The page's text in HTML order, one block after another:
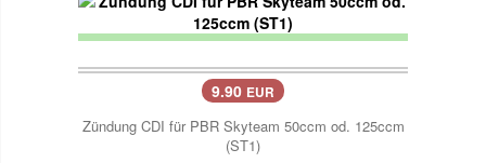
9.90 EUR
Zündung CDI für PBR Skyteam 50ccm od. 125ccm
(ST1)